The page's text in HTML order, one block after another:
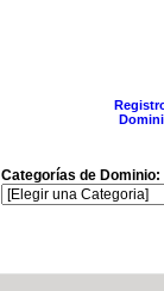
Categorías de Dominio: